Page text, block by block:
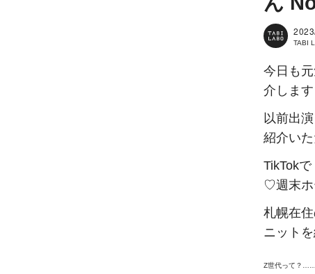
TABI
今日も
介します
以前出
紹介い
TikTok
♡週末ホ
札幌在
ニット
Z世代って？